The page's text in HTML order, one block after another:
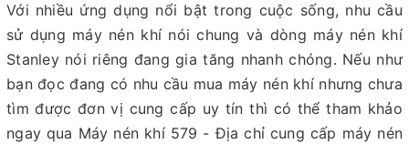
Với nhiều ứng dụng nổi bật trong cuộc sống, nhu cầu
sử dụng máy nén khí nói chung và dòng máy nén khí
Stanley nói riêng đang gia tăng nhanh chóng. Nếu như
bạn đọc đang có nhu cầu mua máy nén khí nhưng chưa
tìm được đơn vị cung cấp uy tín thì có thể tham khảo
ngay qua Máy nén khí 579 - Địa chỉ cung cấp máy nén